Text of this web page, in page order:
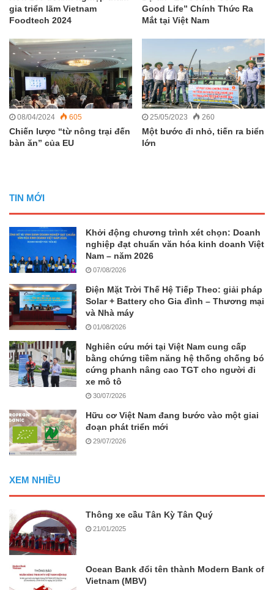
gia triển lãm Vietnam
Foodtech 2024
Good Life” Chính Thức Ra
Mắt tại Việt Nam
08/04/2024 605
Chiến lược “từ nông trại đến
bàn ăn” của EU
25/05/2023 260
Một bước đi nhỏ, tiến ra biển
lớn
TIN MỚI
Khởi động chương trình xét chọn: Doanh
nghiệp đạt chuẩn văn hóa kinh doanh Việt
Nam – năm 2026
07/08/2026
Điện Mặt Trời Thế Hệ Tiếp Theo: giải pháp
Solar + Battery cho Gia đình – Thương mại
và Nhà máy
01/08/2026
Nghiên cứu mới tại Việt Nam cung cấp
bằng chứng tiềm năng hệ thống chống bó
cứng phanh nâng cao TGT cho người đi
xe mô tô
30/07/2026
Hữu cơ Việt Nam đang bước vào một giai
đoạn phát triển mới
29/07/2026
XEM NHIỀU
Thông xe cầu Tân Kỳ Tân Quý
21/01/2025
Ocean Bank đổi tên thành Modern Bank of
Vietnam (MBV)